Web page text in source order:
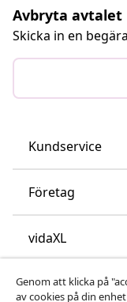
Avbryta avtalet
Skicka in en
Kundservice
Företag
vidaXL
Upptäck mer
Genom att klicka på
av cookies på din